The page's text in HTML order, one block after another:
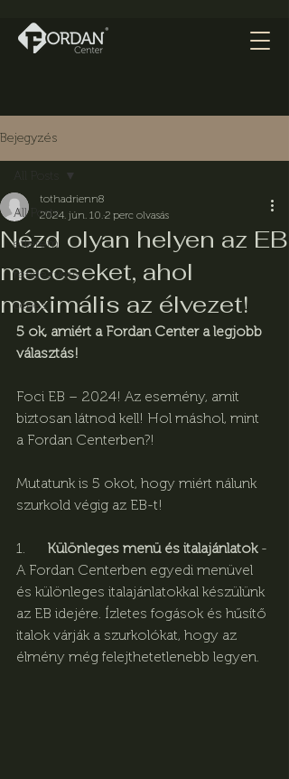
Bejegyzés
All Posts
étterem
rendezvény
céges
Nézd olyan helyen az EB
meccseket, ahol
maximális az élvezet!
tothadrienn8
2024. jún. 10.2 perc olvasás
5 ok, amiért a Fordan Center a legjobb
választás!
Foci EB – 2024! Az esemény, amit
biztosan látnod kell! Hol máshol, mint
a Fordan Centerben?!
Mutatunk is 5 okot, hogy miért nálunk
szurkold végig az EB-t!
1. Különleges menü és italajánlatok -
A Fordan Centerben egyedi menüvel
és különleges italajánlatokkal készülünk
az EB idejére. Ízletes fogások és hűsítő
italok várják a szurkolókat, hogy az
élmény még felejthetetlenebb legyen.